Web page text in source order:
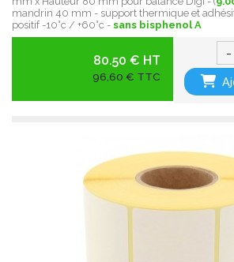
mandrin 40 mm - support thermique et
positif -10°c / +60°c - sans bisphenol A
80.50 € HT
96,60 € TTC
-